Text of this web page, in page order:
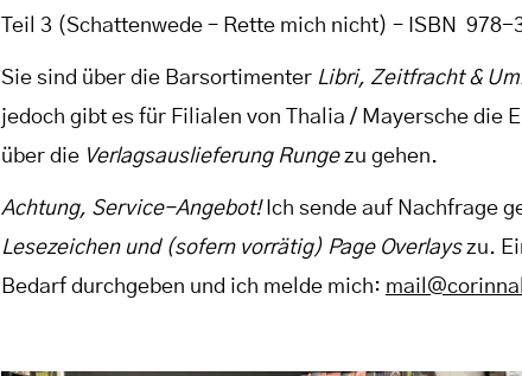
Teil 3 (Schattenwede – Rette mich nicht) – ISBN
978-
Sie sind über die Barsortimenter Libri, Zeitfracht &
jedoch gibt es für Filialen von Thalia / Mayersche die
über die Verlagsauslieferung Rungezu gehen.
Achtung, Service-Angebot! Ich sende auf Nachfrage
Lesezeichen und (sofern vorrätig) Page Overlayszu.
Bedarf durchgeben und ich melde mich: